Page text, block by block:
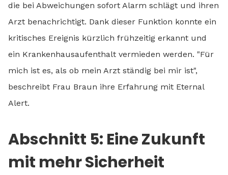
die bei Abweichungen sofort Alarm schlägt und ihren
Arzt benachrichtigt. Dank dieser Funktion konnte ein
kritisches Ereignis kürzlich frühzeitig erkannt und
ein Krankenhausaufenthalt vermieden werden. "Für
mich ist es, als ob mein Arzt ständig bei mir ist",
beschreibt Frau Braun ihre Erfahrung mit Eternal
Alert.
Abschnitt 5: Eine Zukunft
mit mehr Sicherheit